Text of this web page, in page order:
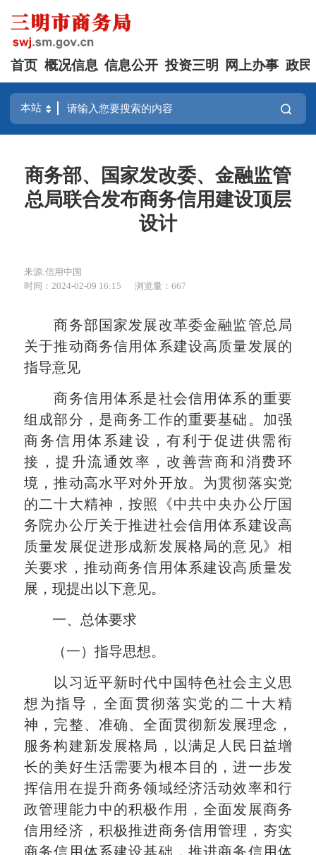
首页 概况信息 信息公开 投资三明 网上办事 政民
商务部、国家发改委、金融监管
总局联合发布商务信用建设顶层
设计
来源:信用中国
时间：2024-02-09 16:15
浏览量：667
商务部国家发展改革委金融监管总局
关于推动商务信用体系建设高质量发展的
指导意见
商务信用体系是社会信用体系的重要
组成部分，是商务工作的重要基础。加强
商务信用体系建设，有利于促进供需衔
接，提升流通效率，改善营商和消费环
境，推动高水平对外开放。为贯彻落实党
的二十大精神，按照《中共中央办公厅国
务院办公厅关于推进社会信用体系建设高
质量发展促进形成新发展格局的意见》相
关要求，推动商务信用体系建设高质量发
展，现提出以下意见。
一、总体要求
（一）指导思想。
以习近平新时代中国特色社会主义思
想为指导，全面贯彻落实党的二十大精
神，完整、准确、全面贯彻新发展理念，
服务构建新发展格局，以满足人民日益增
长的美好生活需要为根本目的，进一步发
挥信用在提升商务领域经济活动效率和行
政管理能力中的积极作用，全面发展商务
信用经济，积极推进商务信用管理，夯实
商务信用体系建设基础，推进商务信用体